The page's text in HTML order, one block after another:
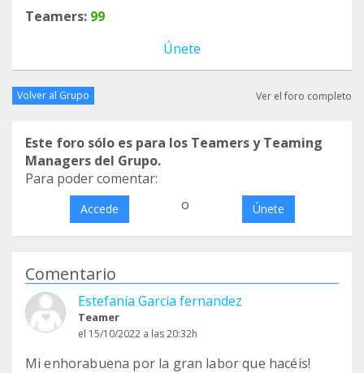
Teamers: 99
Únete
Volver al Grupo Ver el foro completo
Este foro sólo es para los Teamers y Teaming
Managers del Grupo.
Para poder comentar:
Accede o Únete
Comentario
Estefanía Garcia fernandez
Teamer
el 15/10/2022 a las 20:32h
Mi enhorabuena por la gran labor que hacéis!